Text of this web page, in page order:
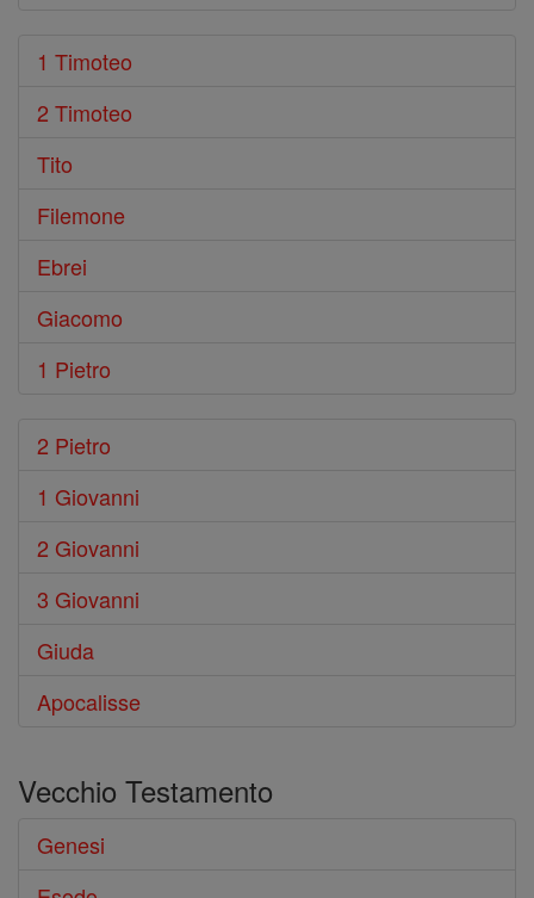
1 Timoteo
2 Timoteo
Tito
Filemone
Ebrei
Giacomo
1 Pietro
2 Pietro
1 Giovanni
2 Giovanni
3 Giovanni
Giuda
Apocalisse
Vecchio Testamento
Genesi